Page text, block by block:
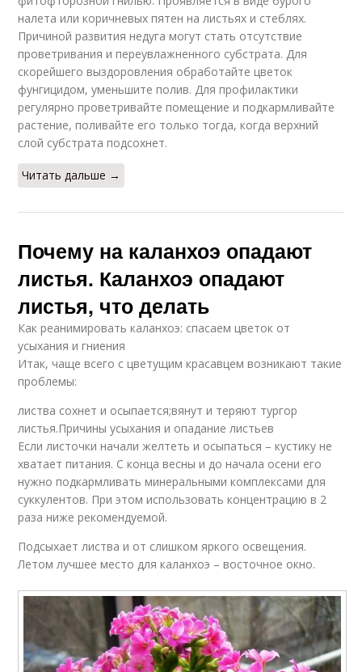
налета или коричневых пятен на листьях и стеблях.
Причиной развития недуга могут стать отсутствие
проветривания и переувлажненного субстрата. Для
скорейшего выздоровления обработайте цветок
фунгицидом, уменьшите полив. Для профилактики
регулярно проветривайте помещение и подкармливайте
растение, поливайте его только тогда, когда верхний
слой субстрата подсохнет.
Читать дальше →
Почему на каланхоэ опадают
листья. Каланхоэ опадают
листья, что делать
Как реанимировать каланхоэ: спасаем цветок от
усыхания и гниения
Итак, чаще всего с цветущим красавцем возникают такие
проблемы:
листва сохнет и осыпается;вянут и теряют тургор
листья.Причины усыхания и опадание листьев
Если листочки начали желтеть и осыпаться – кустику не
хватает питания. С конца весны и до начала осени его
нужно подкармливать минеральными комплексами для
суккулентов. При этом использовать концентрацию в 2
раза ниже рекомендуемой.
Подсыхает листва и от слишком яркого освещения.
Летом лучшее место для каланхоэ – восточное окно.